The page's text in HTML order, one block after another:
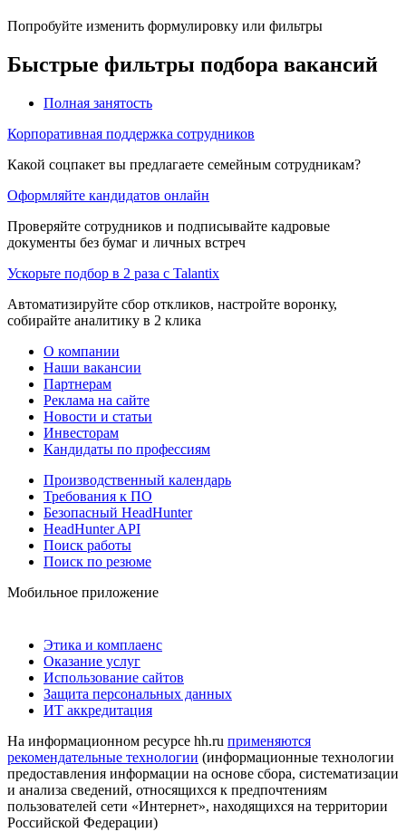
Попробуйте изменить формулировку или фильтры
Быстрые фильтры подбора вакансий
Полная занятость
Корпоративная поддержка сотрудников
Какой соцпакет вы предлагаете семейным сотрудникам?
Оформляйте кандидатов онлайн
Проверяйте сотрудников и подписывайте кадровые
документы без бумаг и личных встреч
Ускорьте подбор в 2 раза с Talantix
Автоматизируйте сбор откликов, настройте воронку,
собирайте аналитику в 2 клика
О компании
Наши вакансии
Партнерам
Реклама на сайте
Новости и статьи
Инвесторам
Кандидаты по профессиям
Производственный календарь
Требования к ПО
Безопасный HeadHunter
HeadHunter API
Поиск работы
Поиск по резюме
Мобильное приложение
Этика и комплаенс
Оказание услуг
Использование сайтов
Защита персональных данных
ИТ аккредитация
На информационном ресурсе hh.ru применяются
рекомендательные технологии (информационные технологии
предоставления информации на основе сбора, систематизации
и анализа сведений, относящихся к предпочтениям
пользователей сети «Интернет», находящихся на территории
Российской Федерации)